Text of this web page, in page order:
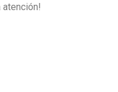
atención!